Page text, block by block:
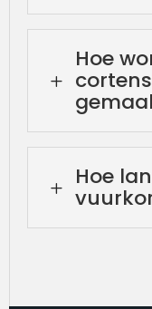
L
Hoe
L Hoe